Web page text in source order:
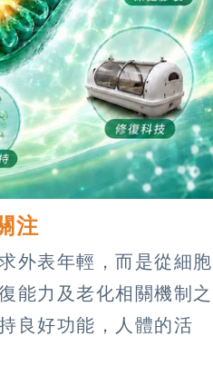
注
外表年輕，而是從細胞
能力及老化相關機制之
良好功能，人體的活